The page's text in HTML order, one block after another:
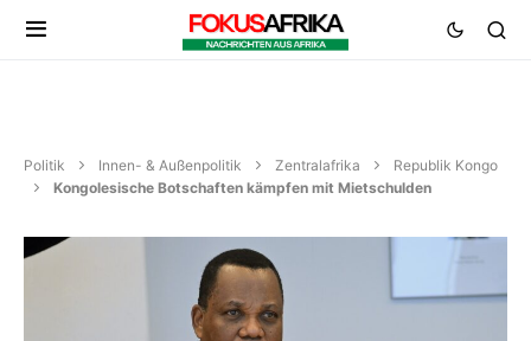
Politik Innen- & Außenpolitik Zentralafrika
Republik Kongo
Kongolesische Botschaften kämpfen mit Mietschulden